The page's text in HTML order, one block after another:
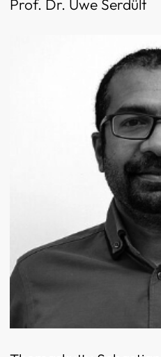
Prof. Dr. Uwe Serdült